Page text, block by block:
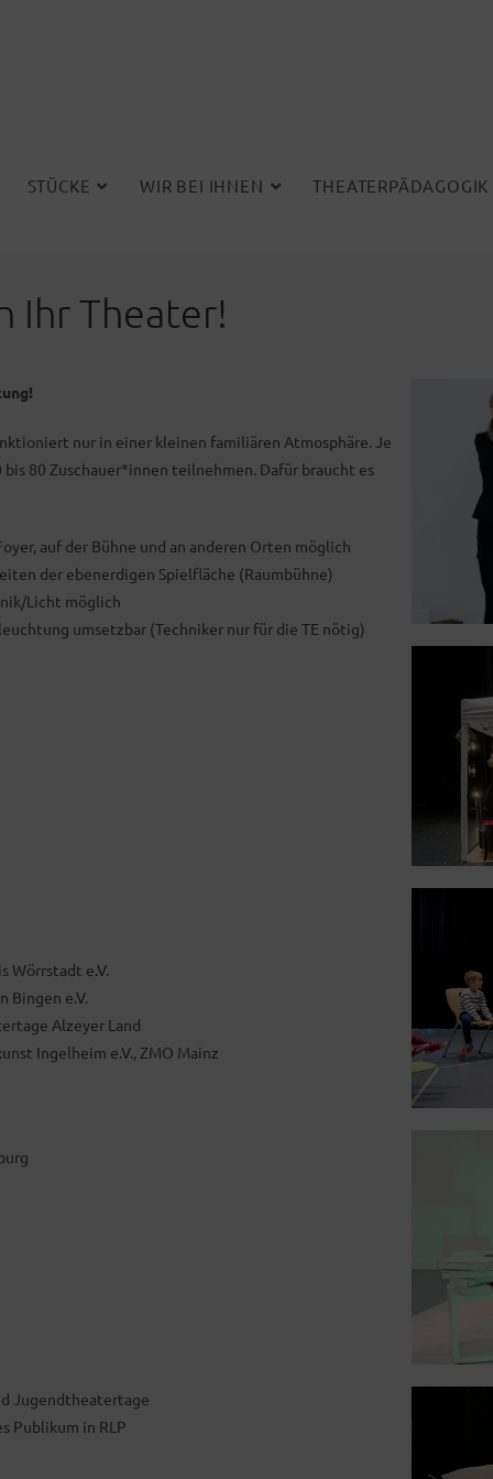
STÜCKE WIR BEI IHNEN THEATERPÄDAGOGIK
Ihr Theater!
nur in einer kleinen familiären Atmosphäre. Je
bis 80 Zuschauer*innen teilnehmen. Dafür braucht es
auf der Bühne und an anderen Orten möglich
der ebenerdigen Spielfläche (Raumbühne)
Licht möglich
umsetzbar (Techniker nur für die TE nötig)
Wörrstadt e.V.
Bingen e.V.
Alzeyer Land
Ingelheim e.V., ZMO Mainz
Jugendtheatertage
Publikum in RLP